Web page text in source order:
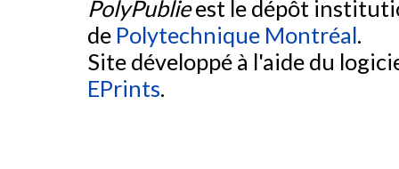
PolyPublieest le dépôt
de Polytechnique Montréal.
Site développé à l'aide du
EPrints.